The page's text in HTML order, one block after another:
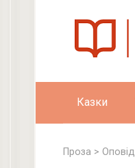
Казки
Проза >